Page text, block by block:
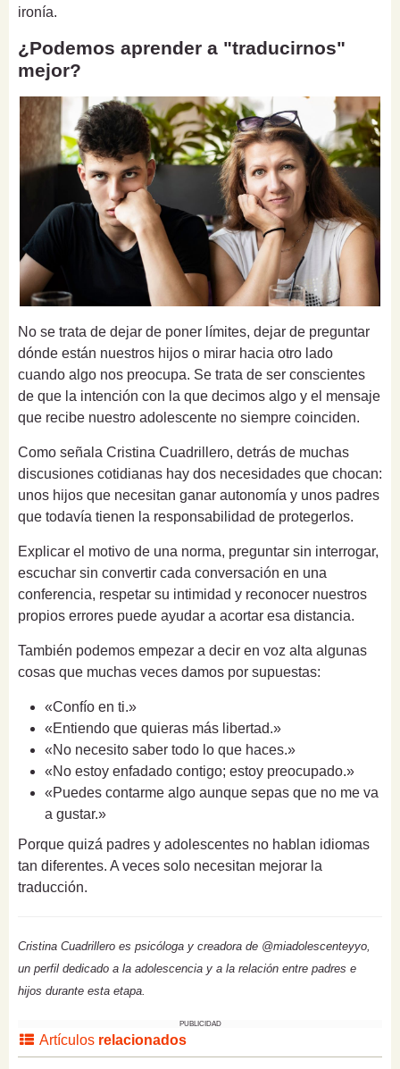
ironía.
¿Podemos aprender a "traducirnos"
mejor?
No se trata de dejar de poner límites, dejar de preguntar
dónde están nuestros hijos o mirar hacia otro lado
cuando algo nos preocupa. Se trata de ser conscientes
de que la intención con la que decimos algo y el mensaje
que recibe nuestro adolescente no siempre coinciden.
Como señala Cristina Cuadrillero, detrás de muchas
discusiones cotidianas hay dos necesidades que chocan:
unos hijos que necesitan ganar autonomía y unos padres
que todavía tienen la responsabilidad de protegerlos.
Explicar el motivo de una norma, preguntar sin interrogar,
escuchar sin convertir cada conversación en una
conferencia, respetar su intimidad y reconocer nuestros
propios errores puede ayudar a acortar esa distancia.
También podemos empezar a decir en voz alta algunas
cosas que muchas veces damos por supuestas:
«Confío en ti.»
«Entiendo que quieras más libertad.»
«No necesito saber todo lo que haces.»
«No estoy enfadado contigo; estoy preocupado.»
«Puedes contarme algo aunque sepas que no me va
a gustar.»
Porque quizá padres y adolescentes no hablan idiomas
tan diferentes. A veces solo necesitan mejorar la
traducción.
Cristina Cuadrillero es psicóloga y creadora de @miadolescenteyyo,
un perfil dedicado a la adolescencia y a la relación entre padres e
hijos durante esta etapa.
PUBLICIDAD
Artículos relacionados